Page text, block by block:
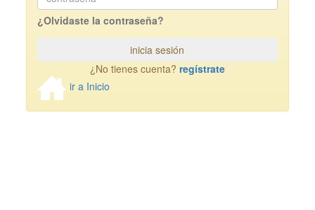
¿Olvidaste la contraseña?
inicia sesión
¿No tienes cuenta? regístrate
ir a Inicio